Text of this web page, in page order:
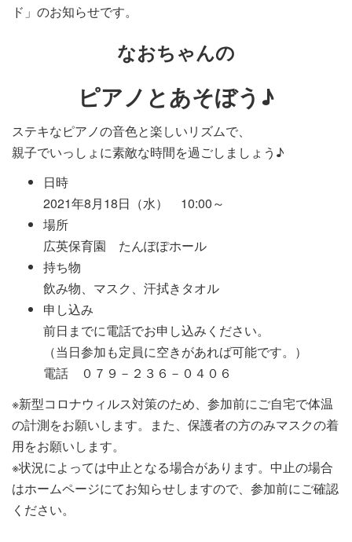
ド」のお知らせです。
なおちゃんの
ピアノとあそぼう♪
ステキなピアノの音色と楽しいリズムで、
親子でいっしょに素敵な時間を過ごしましょう♪
日時
2021年8月18日（水） 10:00～
場所
広英保育園 たんぽぽホール
持ち物
飲み物、マスク、汗拭きタオル
申し込み
前日までに電話でお申し込みください。
（当日参加も定員に空きがあれば可能です。）
電話 ０７９－２３６－０４０６
※新型コロナウィルス対策のため、参加前にご自宅で体温
の計測をお願いします。また、保護者の方のみマスクの着
用をお願いします。
※状況によっては中止となる場合があります。中止の場合
はホームページにてお知らせしますので、参加前にご確認
ください。